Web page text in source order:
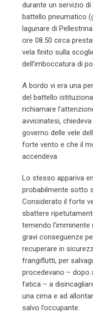
durante un servizio
battello pneumatico
lagunare di
ore 08.50 circa
vela finito sulla
dell’imboccatura di
A bordo vi era una
del battello
richiamare
avvicinatesi,
governo delle vele
forte vento e che il
accendeva.
Lo stesso appariva
probabilmente sotto
Considerato il forte
sbattere
temendo
gravi conseguenze
recuperare in
frangiflutti, per
procedevano – dopo
fatica – a
una cima e ad
salvo l’occupante.